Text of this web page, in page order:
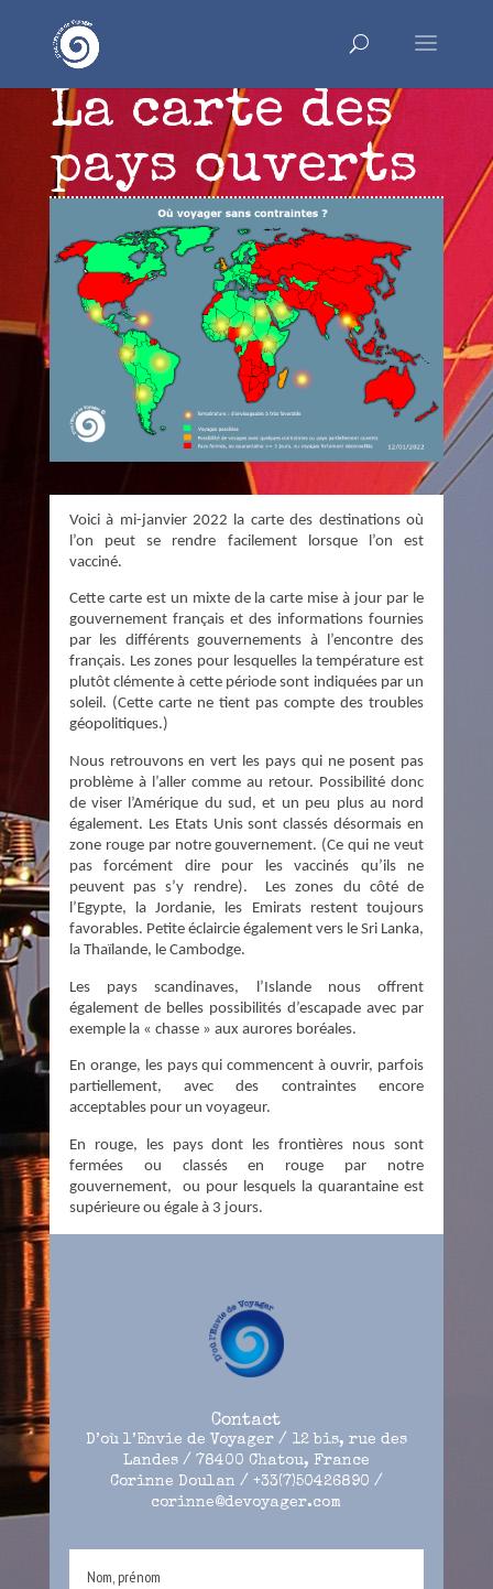
La carte des
pays ouverts
Voici à mi-janvier 2022 la carte des destinations où
l’on peut se rendre facilement lorsque l’on est
vacciné.
Cette carte est un mixte de la carte mise à jour par le
gouvernement français et des informations fournies
par les différents gouvernements à l’encontre des
français. Les zones pour lesquelles la température est
plutôt clémente à cette période sont indiquées par un
soleil. (Cette carte ne tient pas compte des troubles
géopolitiques.)
Nous retrouvons en vert les pays qui ne posent pas
problème à l’aller comme au retour. Possibilité donc
de viser l’Amérique du sud, et un peu plus au nord
également. Les Etats Unis sont classés désormais en
zone rouge par notre gouvernement. (Ce qui ne veut
pas forcément dire pour les vaccinés qu’ils ne
peuvent pas s’y rendre). Les zones du côté de
l’Egypte, la Jordanie, les Emirats restent toujours
favorables. Petite éclaircie également vers le Sri Lanka,
la Thaïlande, le Cambodge.
Les pays scandinaves, l’Islande nous offrent
également de belles possibilités d’escapade avec par
exemple la « chasse » aux aurores boréales.
En orange, les pays qui commencent à ouvrir, parfois
partiellement, avec des contraintes encore
acceptables pour un voyageur.
En rouge, les pays dont les frontières nous sont
fermées ou classés en rouge par notre
gouvernement, ou pour lesquels la quarantaine est
supérieure ou égale à 3 jours.
Contact
D’où l’Envie de Voyager / 12 bis, rue des
Landes / 78400 Chatou, France
Corinne Doulan / +33(7)50426890 /
corinne@devoyager.com